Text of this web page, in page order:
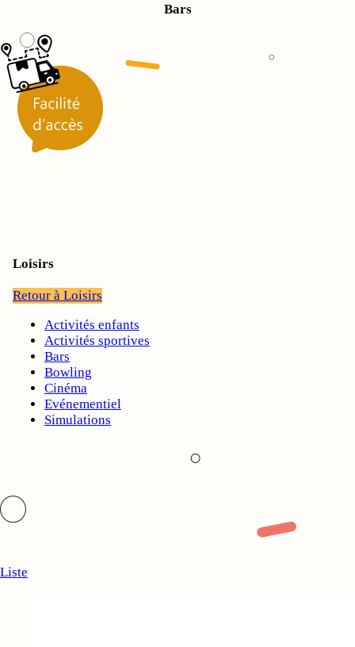
Bars
Loisirs
Retour à Loisirs
Activités enfants
Activités sportives
Bars
Bowling
Cinéma
Evénementiel
Simulations
Liste